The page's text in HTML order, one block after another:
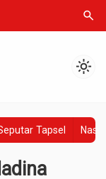
search
light_mode
Tapsel